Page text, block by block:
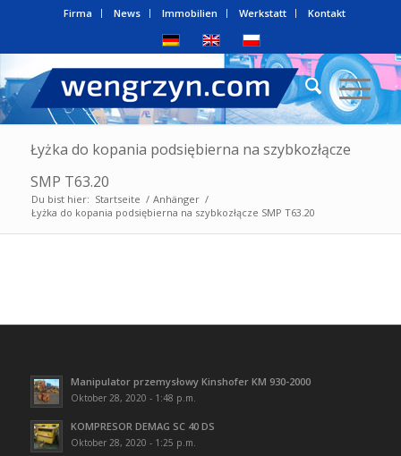
Firma News Immobilien Werkstatt Kontakt
Łyżka do kopania podsiębierna na szybkozłącze
SMP T63.20
Du bist hier: Startseite / Anhänger /
Łyżka do kopania podsiębierna na szybkozłącze SMP T63.20
Manipulator przemysłowy Kinshofer KM 930-2000
Oktober 28, 2020 - 1:48 p.m.
KOMPRESOR DEMAG SC 40 DS
Oktober 28, 2020 - 1:25 p.m.